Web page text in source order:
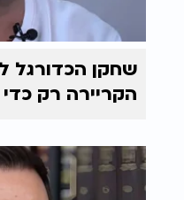
שחקן הכדורגל
הקריירה רק